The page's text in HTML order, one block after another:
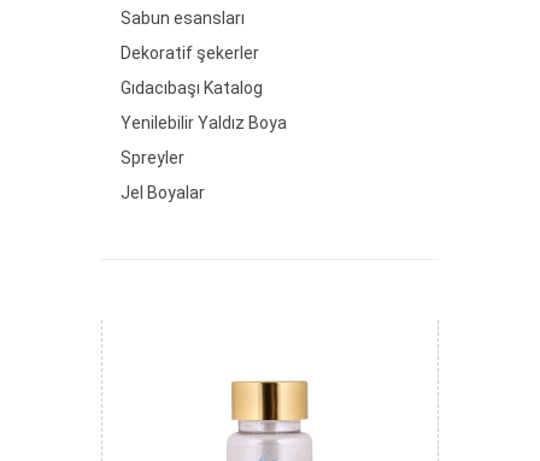
Sabun esansları
Dekoratif şekerler
Gıdacıbaşı Katalog
Yenilebilir Yaldız Boya
Spreyler
Jel Boyalar